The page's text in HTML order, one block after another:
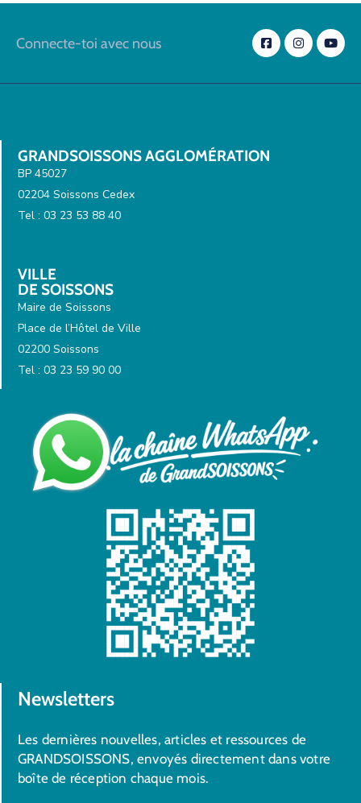
Connecte-toi avec nous
GRANDSOISSONS AGGLOMÉRATION
BP 45027
02204 Soissons Cedex
Tel : 03 23 53 88 40
VILLE
DE SOISSONS
Maire de Soissons
Place de l’Hôtel de Ville
02200 Soissons
Tel : 03 23 59 90 00
Newsletters
Les dernières nouvelles, articles et ressources de
GRANDSOISSONS, envoyés directement dans votre
boîte de réception chaque mois.